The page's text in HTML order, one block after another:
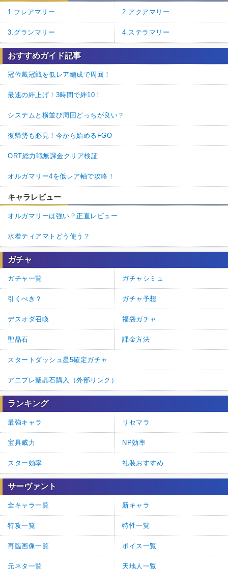
1.フレアマリー 2.アクアマリー
3.グランマリー 4.ステラマリー
おすすめガイド記事
冠位戴冠戦を低レア編成で周回！
最速の絆上げ！3時間で絆10！
システムと横並び周回どっちが良い？
復帰勢も必見！今から始めるFGO
ORT総力戦無課金クリア検証
オルガマリー4を低レア軸で攻略！
キャラレビュー
オルガマリーは強い？正直レビュー
水着ティアマトどう使う？
ガチャ
ガチャ一覧 ガチャシミュ
引くべき？ ガチャ予想
デスオダ召喚 福袋ガチャ
聖晶石 課金方法
スタートダッシュ星5確定ガチャ
アニプレ聖晶石購入（外部リンク）
ランキング
最強キャラ リセマラ
宝具威力 NP効率
スター効率 礼装おすすめ
サーヴァント
全キャラ一覧 新キャラ
特攻一覧 特性一覧
再臨画像一覧 ボイス一覧
元ネタ一覧 天地人一覧